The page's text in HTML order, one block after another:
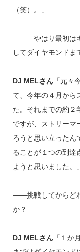
（笑）。」
―――やはり最初はキ
してダイヤモンドま
DJ MELさん「元々
て、今年の４月から
た。それまでの約２
ですが、ストリーマ
ろうと思い立ったん
ることが１つの到達
ようと思いました。」
――挑戦してからど
か？
DJ MELさん「１か